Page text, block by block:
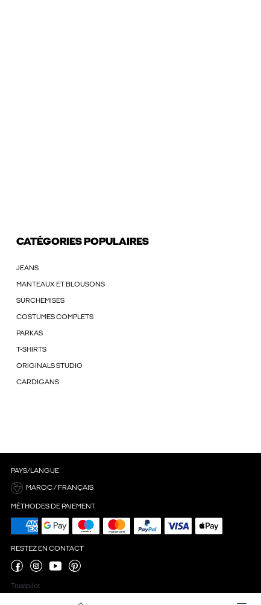
CATÉGORIES POPULAIRES
JEANS
MANTEAUX ET BLOUSONS
SURCHEMISES
COSTUMES COMPLETS
PARKAS
T-SHIRTS
ORIGINALS STUDIO
CARDIGANS
PAYS/LANGUE
MAROC / FRANÇAIS
MÉTHODES DE PAIEMENT
RESTEZ EN CONTACT
Trustpilot